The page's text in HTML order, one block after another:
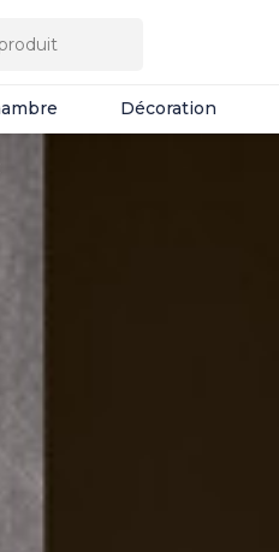
Décoration